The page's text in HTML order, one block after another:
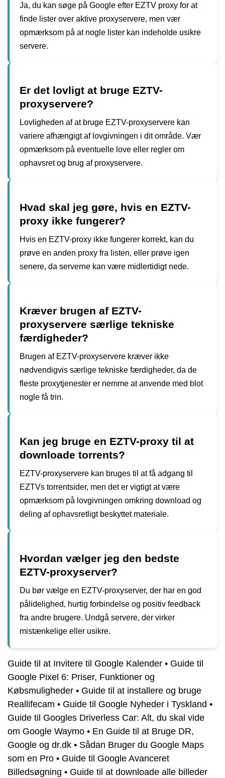
Ja, du kan søge på Google efter EZTV proxy for at
finde lister over aktive proxyservere, men vær
opmærksom på at nogle lister kan indeholde usikre
servere.
Er det lovligt at bruge EZTV-
proxyservere?
Lovligheden af at bruge EZTV-proxyservere kan
variere afhængigt af lovgivningen i dit område. Vær
opmærksom på eventuelle love eller regler om
ophavsret og brug af proxyservere.
Hvad skal jeg gøre, hvis en EZTV-
proxy ikke fungerer?
Hvis en EZTV-proxy ikke fungerer korrekt, kan du
prøve en anden proxy fra listen, eller prøve igen
senere, da serverne kan være midlertidigt nede.
Kræver brugen af EZTV-
proxyservere særlige tekniske
færdigheder?
Brugen af EZTV-proxyservere kræver ikke
nødvendigvis særlige tekniske færdigheder, da de
fleste proxytjenester er nemme at anvende med blot
nogle få trin.
Kan jeg bruge en EZTV-proxy til at
downloade torrents?
EZTV-proxyservere kan bruges til at få adgang til
EZTVs torrentsider, men det er vigtigt at være
opmærksom på lovgivningen omkring download og
deling af ophavsretligt beskyttet materiale.
Hvordan vælger jeg den bedste
EZTV-proxyserver?
Du bør vælge en EZTV-proxyserver, der har en god
pålidelighed, hurtig forbindelse og positiv feedback
fra andre brugere. Undgå servere, der virker
mistænkelige eller usikre.
Guide til at Invitere til Google Kalender • Guide til
Google Pixel 6: Priser, Funktioner og
Købsmuligheder • Guide til at installere og bruge
Reallifecam • Guide til Google Nyheder i Tyskland •
Guide til Googles Driverless Car: Alt, du skal vide
om Google Waymo • En Guide til at Bruge DR,
Google og dr.dk • Sådan Bruger du Google Maps
som en Pro • Guide til Google Avanceret
Billedsøgning • Guide til at downloade alle billeder